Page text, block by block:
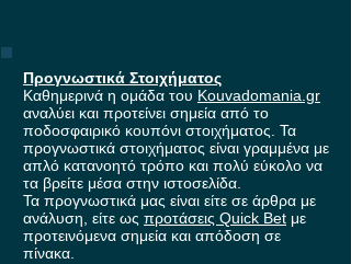
Προγνωστικά Στοιχήματος
Καθημερινά η ομάδα του Kouvadomania.gr
αναλύει και προτείνει σημεία από το
ποδοσφαιρικό κουπόνι στοιχήματος. Τα
προγνωστικά στοιχήματος είναι γραμμένα με
απλό κατανοητό τρόπο και πολύ εύκολο να
τα βρείτε μέσα στην ιστοσελίδα.
Τα προγνωστικά μας είναι είτε σε άρθρα με
ανάλυση, είτε ως προτάσεις Quick Bet με
προτεινόμενα σημεία και απόδοση σε
πίνακα.